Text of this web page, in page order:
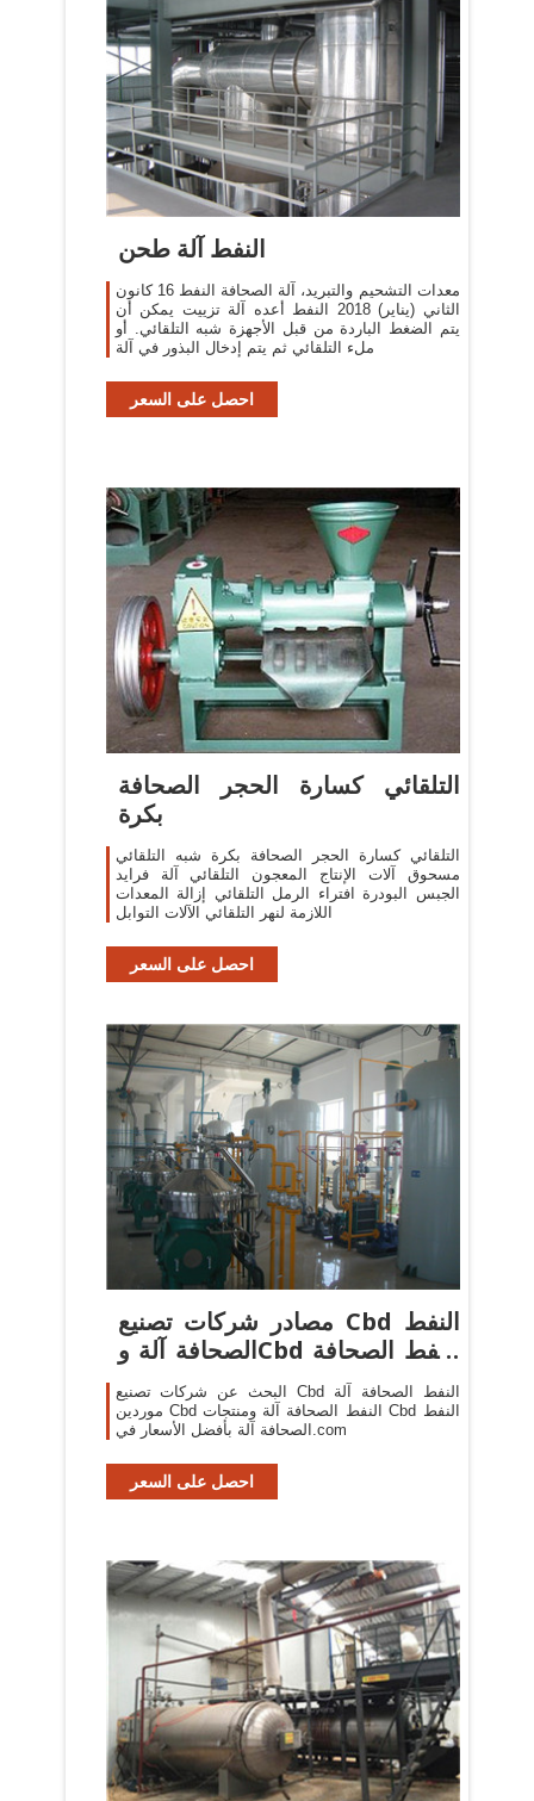
النفط آلة طحن
معدات التشحيم والتبريد، آلة الصحافة النفط 16 كانون
الثاني (يناير) 2018 النفط أعده آلة تزييت يمكن أن
يتم الضغط الباردة من قبل الأجهزة شبه التلقائي. أو
ملء التلقائي ثم يتم إدخال البذور في آلة
احصل على السعر
التلقائي كسارة الحجر الصحافة
بكرة
التلقائي كسارة الحجر الصحافة بكرة شبه التلقائي
مسحوق آلات الإنتاج المعجون التلقائي آلة فرايد
الجبس البودرة افتراء الرمل التلقائي إزالة المعدات
اللازمة لنهر التلقائي الآلات التوابل
احصل على السعر
مصادر شركات تصنيع Cbd النفط
الصحافة آلة وCbd النفط الصحافة
البحث عن شركات تصنيع Cbd النفط الصحافة آلة
موردين Cbd النفط الصحافة آلة ومنتجات Cbd النفط
الصحافة آلة بأفضل الأسعار في.com
احصل على السعر